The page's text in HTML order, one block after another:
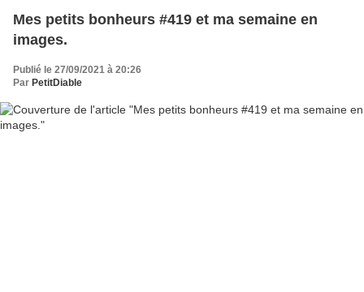
Mes petits bonheurs #419 et ma semaine en
images.
Publié le 27/09/2021 à 20:26
Par PetitDiable